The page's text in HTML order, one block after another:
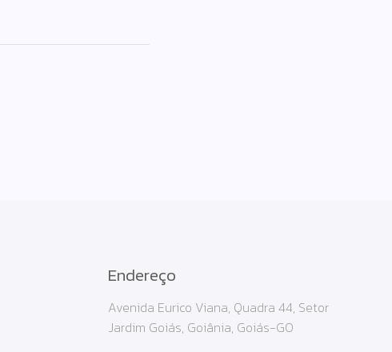
Endereço
Avenida Eurico Viana, Quadra 44, Setor
Jardim Goiás, Goiânia, Goiás-GO